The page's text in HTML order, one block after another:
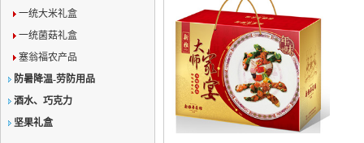
一统大米礼盒
一统菌菇礼盒
塞翁福农产品
防暑降温-劳防用品
酒水、巧克力
坚果礼盒